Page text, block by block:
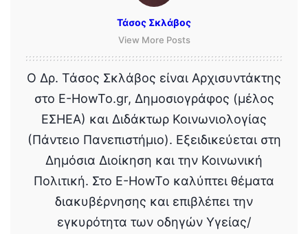
Τάσος Σκλάβος
View More Posts
Ο Δρ. Τάσος Σκλάβος είναι Αρχισυντάκτης
στο E-HowTo.gr, Δημοσιογράφος (μέλος
ΕΣΗΕΑ) και Διδάκτωρ Κοινωνιολογίας
(Πάντειο Πανεπιστήμιο). Εξειδικεύεται στη
Δημόσια Διοίκηση και την Κοινωνική
Πολιτική. Στο E-HowTo καλύπτει θέματα
διακυβέρνησης και επιβλέπει την
εγκυρότητα των οδηγών Υγείας/